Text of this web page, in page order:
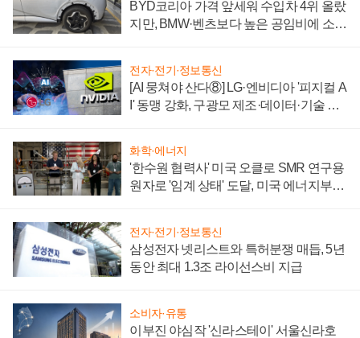
BYD코리아 가격 앞세워 수입차 4위 올랐
지만, BMW·벤츠보다 높은 공임비에 소비
전자·전기·정보통신
[AI 뭉쳐야 산다⑧] LG·엔비디아 '피지컬 A
I' 동맹 강화, 구광모 제조·데이터·기술 결
화학·에너지
'한수원 협력사' 미국 오클로 SMR 연구용
원자로 '임계 상태' 도달, 미국 에너지부
전자·전기·정보통신
삼성전자 넷리스트와 특허분쟁 매듭, 5년
동안 최대 1.3조 라이선스비 지급
소비자·유통
이부진 야심작 '신라스테이' 서울신라호